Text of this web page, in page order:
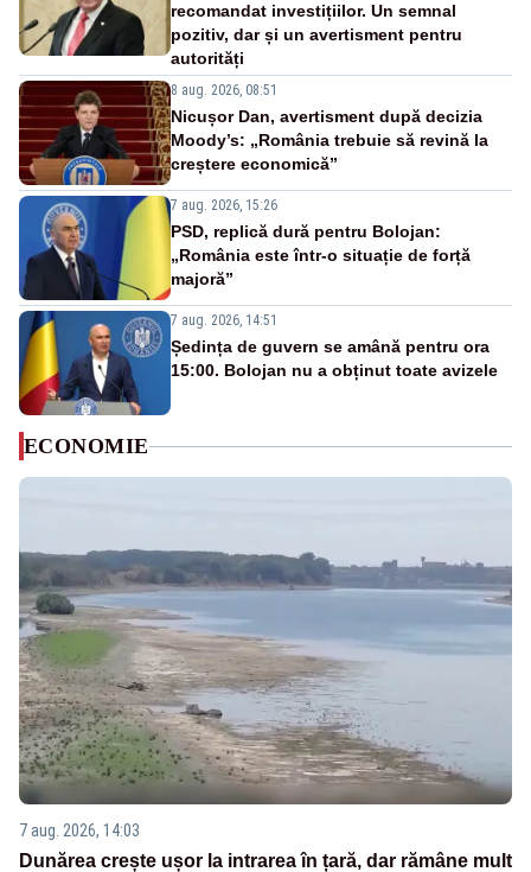
recomandat investițiilor. Un semnal
pozitiv, dar și un avertisment pentru
autorități
8 aug. 2026, 08:51
Nicușor Dan, avertisment după decizia
Moody’s: „România trebuie să revină la
creștere economică”
7 aug. 2026, 15:26
PSD, replică dură pentru Bolojan:
„România este într-o situație de forță
majoră”
7 aug. 2026, 14:51
Ședința de guvern se amână pentru ora
15:00. Bolojan nu a obținut toate avizele
ECONOMIE
7 aug. 2026, 14:03
Dunărea crește ușor la intrarea în țară, dar rămâne mult